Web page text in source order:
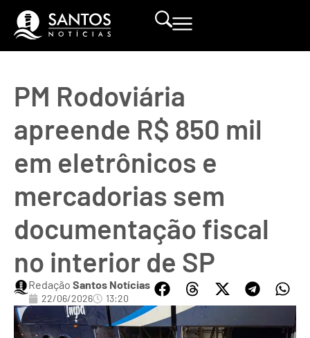
PM Rodoviária
apreende R$ 850 mil
em eletrônicos e
mercadorias sem
documentação fiscal
no interior de SP
Redação Santos Notícias
22/06/2026 13:20